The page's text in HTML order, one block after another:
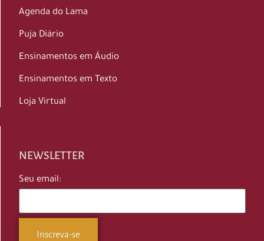
Agenda do Lama
Puja Diário
Ensinamentos em Áudio
Ensinamentos em Texto
Loja Virtual
NEWSLETTER
Seu email: